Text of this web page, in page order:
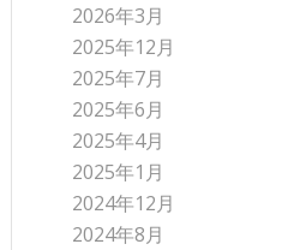
2026年3月
2025年12月
2025年7月
2025年6月
2025年4月
2025年1月
2024年12月
2024年8月